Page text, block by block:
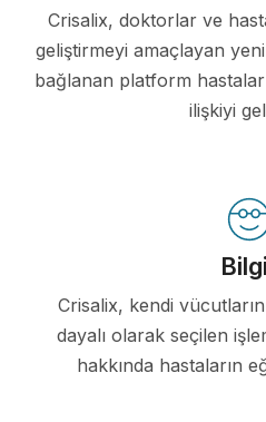
Crisalix, doktorlar ve
geliştirmeyi amaçlayan
bağlanan platform
ilişkiyi
Crisalix, kendi
dayalı olarak seçilen
hakkında hastaların